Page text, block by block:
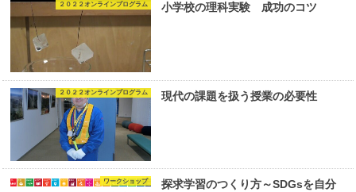
２０２２オンラインプログラム 小学校の理科実験 成功のコツ
２０２２オンラインプログラム 現代の課題を扱う授業の必要性
ワークショップ
探求学習のつくり方～SDGsを自分